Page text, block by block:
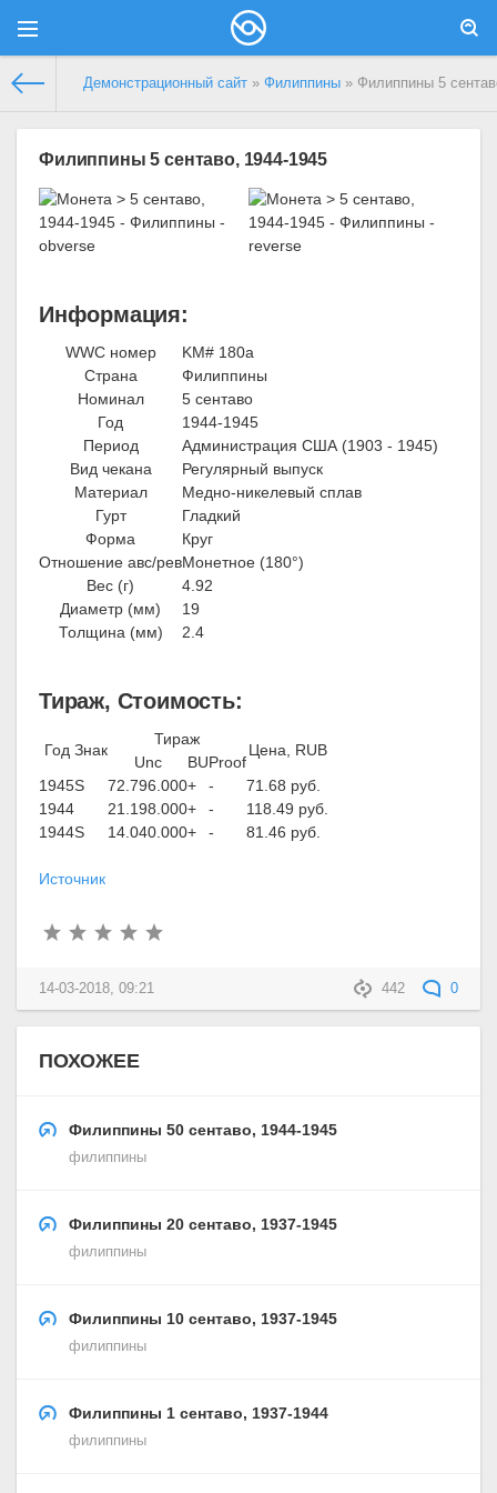
Демонстрационный сайт » Филиппины » Филиппины 5
Филиппины 5 сентаво, 1944-1945
Информация:
WWC номер
KM# 180а
Страна
Филиппины
Номинал
5 сентаво
Год
1944-1945
Период
Администрация США (1903 - 1945)
Вид чекана
Регулярный выпуск
Материал
Медно-никелевый сплав
Гурт
Гладкий
Форма
Круг
Отношение авс/ревМонетное (180°)
Вес (г)
4.92
Диаметр (мм)
19
Толщина (мм)
2.4
Тираж, Стоимость:
Год Знак
Тираж
Цена, RUB
Unc BUProof
1945S 72.796.000+ -
71.68 руб.
1944
21.198.000+ -
118.49 руб.
1944S 14.040.000+ - 81.46 руб.
Источник
442 0
14-03-2018, 09:21
ПОХОЖЕЕ
Филиппины 50 сентаво, 1944-1945
филиппины
Филиппины 20 сентаво, 1937-1945
филиппины
Филиппины 10 сентаво, 1937-1945
филиппины
Филиппины 1 сентаво, 1937-1944
филиппины